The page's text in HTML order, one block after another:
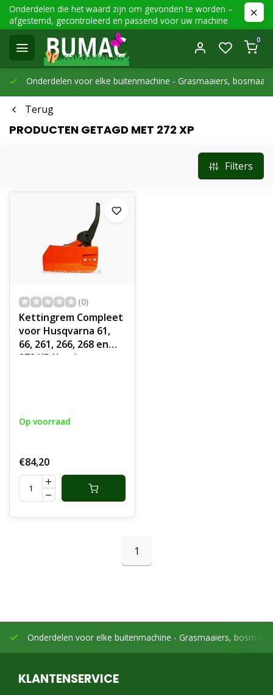
Onderdelen die het waard zijn om gevonden te worden –
afgestemd, gecontroleerd en passend voor uw machine
0
Onderdelen voor elke buitenmachine - Grasmaaiers,
Terug
PRODUCTEN GETAGD MET 272 XP
Filters
(0)
Kettingrem Compleet
voor Husqvarna 61,
66, 261, 266, 268 en
272 XP Kettingzaag,
Kettingzagen
Op voorraad
€84,20
1
Onderdelen voor elke buitenmachine - Grasmaaiers,
KLANTENSERVICE